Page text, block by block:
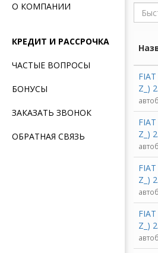
О КОМПАНИИ
КРЕДИТ И РАССРОЧКА
ЧАСТЫЕ ВОПРОСЫ
БОНУСЫ
ЗАКАЗАТЬ ЗВОНОК
ОБРАТНАЯ СВЯЗЬ
Z_)
Z_)
Z_)
Z_)